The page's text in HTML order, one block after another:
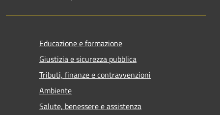
Educazione e formazione
Giustizia e sicurezza pubblica
Tributi, finanze e contravvenzioni
Ambiente
Salute, benessere e assistenza